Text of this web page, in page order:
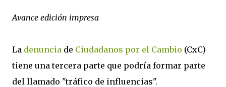
Avance edición impresa
La denuncia de Ciudadanos por el Cambio (CxC)
tiene una tercera parte que podría formar parte
del llamado "tráfico de influencias".